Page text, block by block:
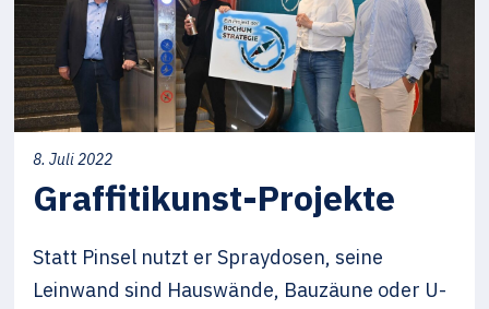
8. Juli 2022
Graffitikunst-Projekte
Statt Pinsel nutzt er Spraydosen, seine
Leinwand sind Hauswände, Bauzäune oder U-